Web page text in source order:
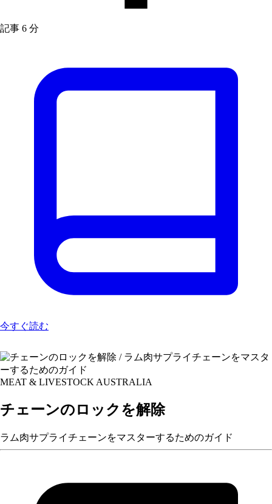
記事 6 分
今すぐ読む
MEAT & LIVESTOCK AUSTRALIA
チェーンのロックを解除
ラム肉サプライチェーンをマスターするためのガイド